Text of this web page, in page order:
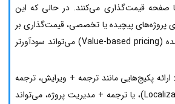
صفحه قیمت‌گذاری می‌کنند. در حالی که این
پروژه‌های پیچیده یا تخصصی، قیمت‌گذاری بر
اساس ارزش ارائه شده (Value-based pricing) می‌تواند سودآورتر
ارائه پکیج‌هایی مانند ترجمه + ویرایش، ترجمه
+ بومی‌سازی (Localization)، یا ترجمه + مدیریت پروژه، می‌تواند